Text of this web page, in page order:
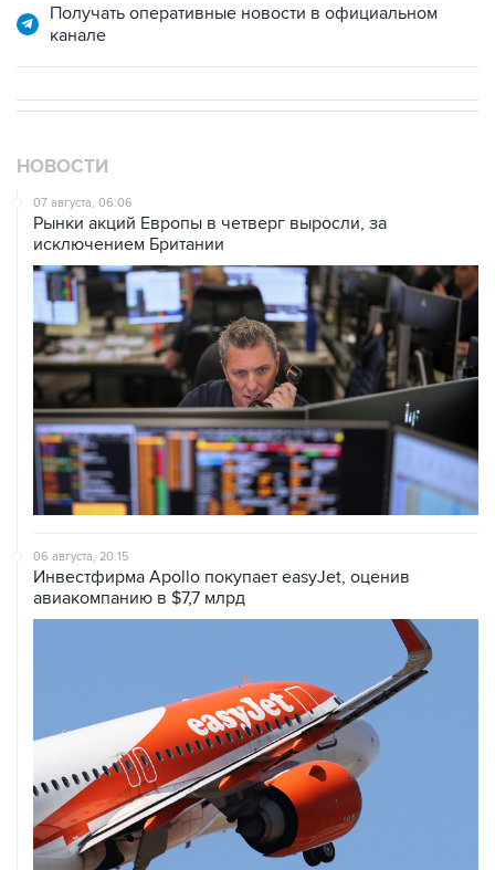
Получать оперативные новости в официальном
канале
НОВОСТИ
07 августа, 06:06
Рынки акций Европы в четверг выросли, за
исключением Британии
06 августа, 20:15
Инвестфирма Apollo покупает easyJet, оценив
авиакомпанию в $7,7 млрд